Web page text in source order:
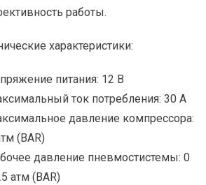
работы.
характеристики:
питания: 12 В
ток потребления: 30 A
давление компрессора:
(BAR)
давление пневмостистемы: 0
атм (BAR)